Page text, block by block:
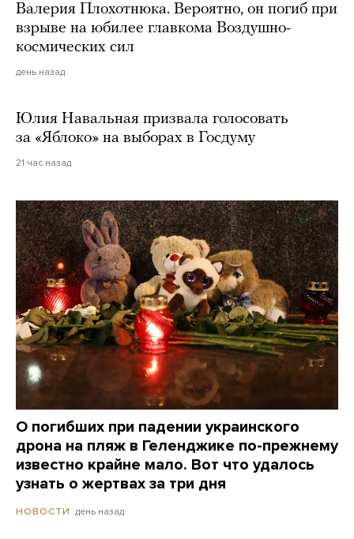
Валерия Плохотнюка. Вероятно, он погиб при
взрыве на юбилее главкома Воздушно-
космических сил
день назад
Юлия Навальная призвала голосовать
за «Яблоко» на выборах в Госдуму
21 час назад
О погибших при падении украинского
дрона на пляж в Геленджике по-прежнему
известно крайне мало. Вот что удалось
узнать о жертвах за три дня
НОВОСТИ день назад